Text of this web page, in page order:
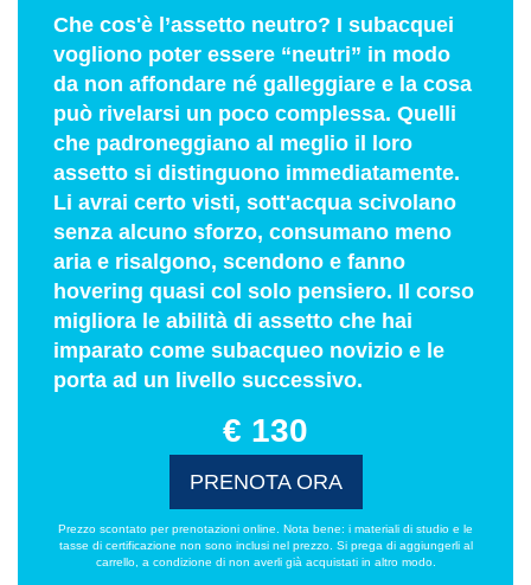
Che cos'è l’assetto neutro? I subacquei
vogliono poter essere “neutri” in modo
da non affondare né galleggiare e la cosa
può rivelarsi un poco complessa. Quelli
che padroneggiano al meglio il loro
assetto si distinguono immediatamente.
Li avrai certo visti, sott'acqua scivolano
senza alcuno sforzo, consumano meno
aria e risalgono, scendono e fanno
hovering quasi col solo pensiero. Il corso
migliora le abilità di assetto che hai
imparato come subacqueo novizio e le
porta ad un livello successivo.
€ 130
PRENOTA ORA
Prezzo scontato per prenotazioni online. Nota bene: i materiali di studio e le
tasse di certificazione non sono inclusi nel prezzo. Si prega di aggiungerli al
carrello, a condizione di non averli già acquistati in altro modo.